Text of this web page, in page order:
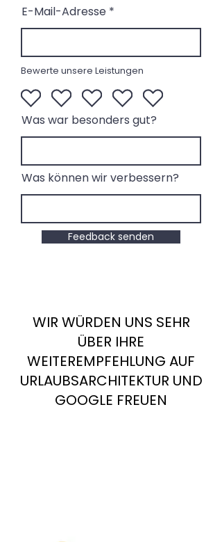
E-Mail-Adresse
Bewerte unsere Leistungen
Was war besonders gut?
Was können wir verbessern?
Feedback senden
WIR WÜRDEN UNS SEHR
ÜBER IHRE
WEITEREMPFEHLUNG AUF
URLAUBSARCHITEKTUR UND
GOOGLE FREUEN